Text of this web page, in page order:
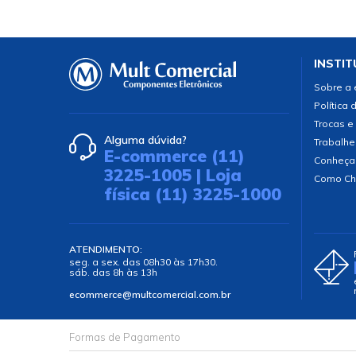
Alguma dúvida?
E-commerce (11)
3225-1005 | Loja
física (11) 3225-1000
ATENDIMENTO:
seg. a sex. das 08h30 às 17h30.
sáb. das 8h às 13h
ecommerce@multcomercial.com.br
Sobre a
Política
Trocas
Como
Formas de Pagamento